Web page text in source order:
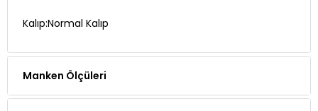
Kalıp:Normal Kalıp
Manken Ölçüleri